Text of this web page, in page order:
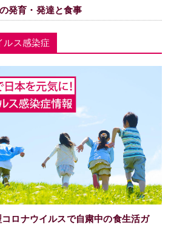
発育・発達と食事
ルス感染症
ロナウイルスで自粛中の食生活ガ